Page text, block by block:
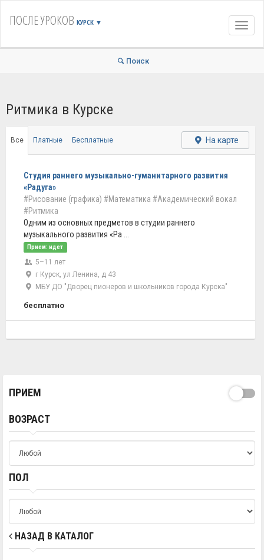
ПОСЛЕ УРОКОВ КУРСК ▼
Поиск
Ритмика в Курске
Все Платные Бесплатные На карте
Студия раннего музыкально-гуманитарного развития
«Радуга»
#Рисование (графика) #Математика #Академический вокал
#Ритмика
Одним из основных предметов в студии раннего
музыкального развития «Ра ...
Прием: идет
5–11 лет
г Курск, ул Ленина, д 43
МБУ ДО "Дворец пионеров и школьников города Курска"
бесплатно
ПРИЕМ
ВОЗРАСТ
ПОЛ
НАЗАД В КАТАЛОГ